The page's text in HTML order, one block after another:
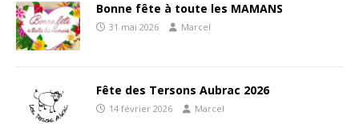
Bonne fête à toute les MAMANS
31 mai 2026 Marcel
Fête des Tersons Aubrac 2026
14 février 2026 Marcel